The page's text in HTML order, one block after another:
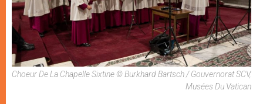
Choeur De La Chapelle Sixtine © Burkhard Bartsch / Gouvernorat SCV,
Musées Du Vatican